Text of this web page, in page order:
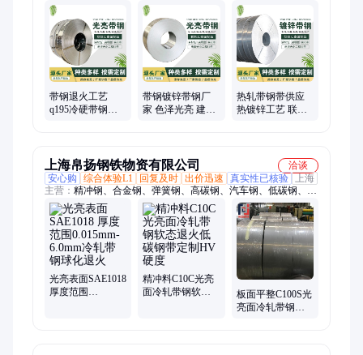
钢、光亮焊接管、锌铝镁管、黑退圆管、黑退钢管、镀锌钢管、
镀锌方管、异形管、方镀锌管、黑退管、镀锌圆管、q235镀锌钢
管、镀锌管、DN150镀锌钢管、Q235消防镀锌管、镀锌大棚
管、锌铝镁钢管、方管圆管黑退管、热镀锌无缝钢管、黑退方矩
管
带钢退火工艺
q195冷硬带钢厂
带钢镀锌带钢厂
家 色泽光亮 建筑
热轧带钢带供应
热镀锌工艺 联凯
上海帛扬钢铁物资有限公司
洽谈
安心购
综合体验L1 回复及时 出价迅速 真实性已核验
上海
主营： 精冲钢、合金钢、弹簧钢、高碳钢、汽车钢、低碳钢、工
具钢、刀具钢、冷轧板、双相钢
光亮表面SAE1018
厚度范围
精冲料C10C光亮
面冷轧带钢软态
板面平整C100S光
亮面冷轧带钢